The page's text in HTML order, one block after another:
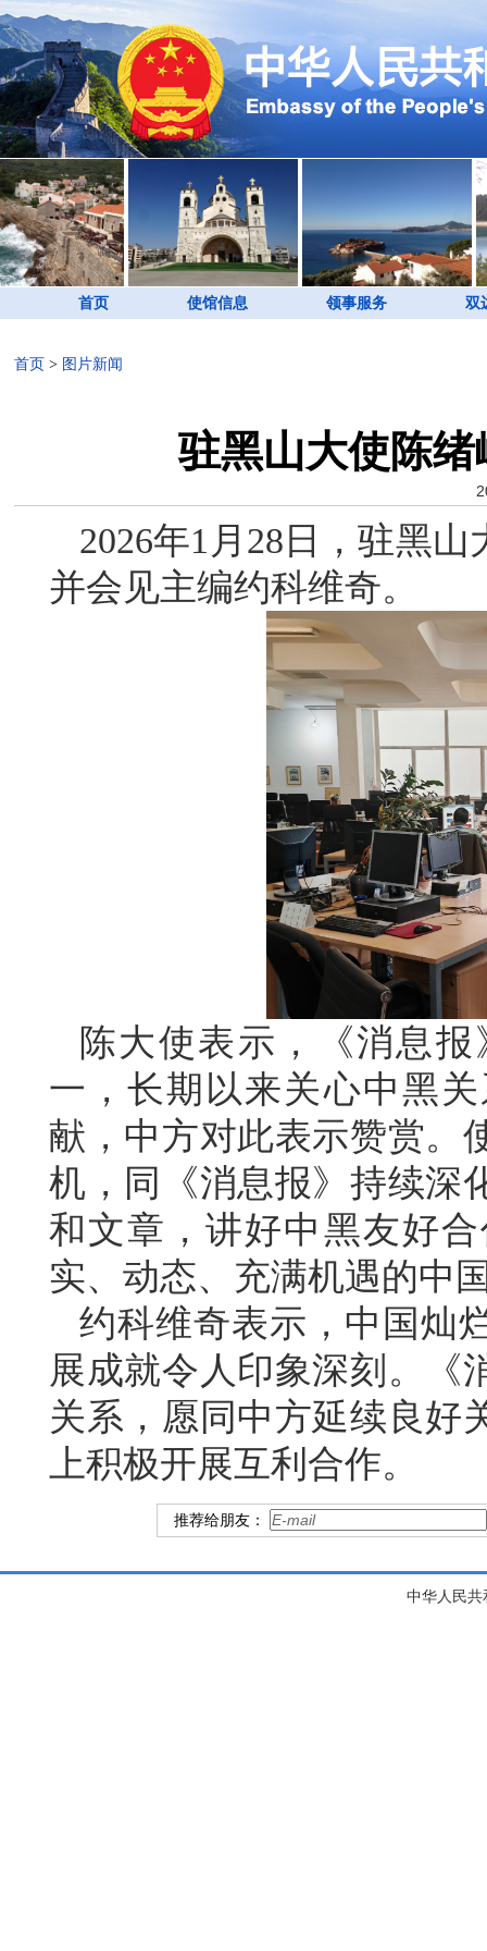
首页 使馆信息 领事服务 双
首页 > 图片新闻
驻黑山大使陈
2026年1月28日，驻黑
并会见主编约科维奇。
陈大使表示，《消息
一，长期以来关心中黑
献，中方对此表示赞赏。
机，同《消息报》持续深
和文章，讲好中黑友好
实、动态、充满机遇的中
约科维奇表示，中国灿
展成就令人印象深刻。《
关系，愿同中方延续良好
上积极开展互利合作。
推荐给朋友：
中华人民共